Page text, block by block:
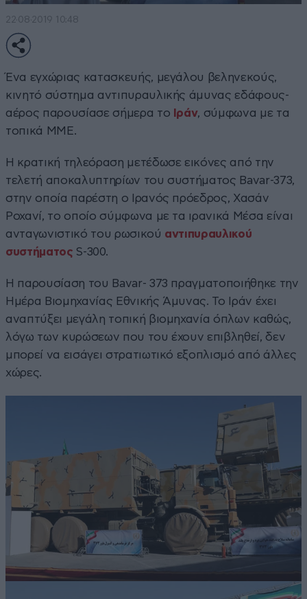
22·08·2019 10:48
Ένα εγχώριας κατασκευής, μεγάλου βεληνεκούς,
κινητό σύστημα αντιπυραυλικής άμυνας εδάφους-
αέρος παρουσίασε σήμερα το Ιράν, σύμφωνα με τα
τοπικά ΜΜΕ.
Η κρατική τηλεόραση μετέδωσε εικόνες από την
τελετή αποκαλυπτηρίων του συστήματος Bavar-373,
στην οποία παρέστη ο Ιρανός πρόεδρος, Χασάν
Ροχανί, το οποίο σύμφωνα με τα ιρανικά Μέσα είναι
ανταγωνιστικό του ρωσικού αντιπυραυλικού
συστήματος S-300.
Η παρουσίαση του Bavar- 373 πραγματοποιήθηκε την
Ημέρα Βιομηχανίας Εθνικής Άμυνας. Το Ιράν έχει
αναπτύξει μεγάλη τοπική βιομηχανία όπλων καθώς,
λόγω των κυρώσεων που του έχουν επιβληθεί, δεν
μπορεί να εισάγει στρατιωτικό εξοπλισμό από άλλες
χώρες.